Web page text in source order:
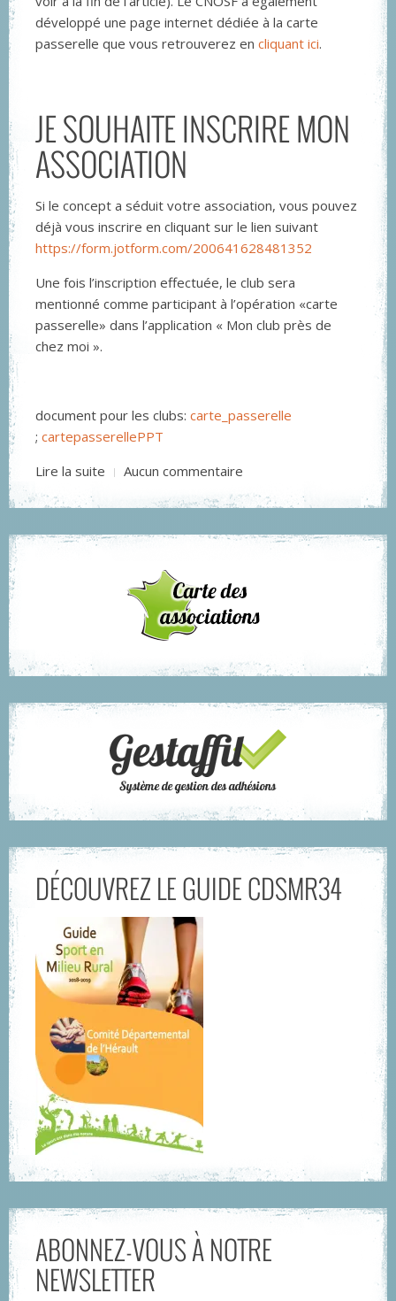
développé une page internet dédiée à la carte
passerelle que vous retrouverez en cliquant ici.
JE SOUHAITE INSCRIRE MON
ASSOCIATION
Si le concept a séduit votre association, vous pouvez
déjà vous inscrire en cliquant sur le lien suivant
https://form.jotform.com/200641628481352
Une fois l’inscription effectuée, le club sera
mentionné comme participant à l’opération «carte
passerelle» dans l’application « Mon club près de
chez moi ».
document pour les clubs: carte_passerelle
; cartepasserellePPT
Lire la suite
Aucun commentaire
DÉCOUVREZ LE GUIDE CDSMR34
ABONNEZ-VOUS À NOTRE
NEWSLETTER